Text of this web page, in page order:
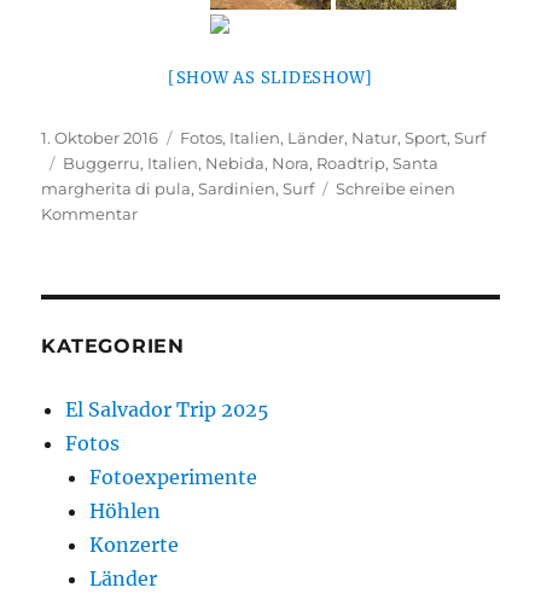
[SHOW AS SLIDESHOW]
Veröffentlicht
am
1. Oktober 2016 Kategorien
Fotos, Italien, Länder, Natur,Sport,Surf
Schlagwörter
Buggerru, Italien, Nebida, Nora, Roadtrip,Santa
margherita di pula,Sardinien,Surf
Schreibe einen
Kommentarzu
Teil
KATEGORIEN
El Salvador Trip 2025
Fotos
Fotoexperimente
Höhlen
Konzerte
Länder